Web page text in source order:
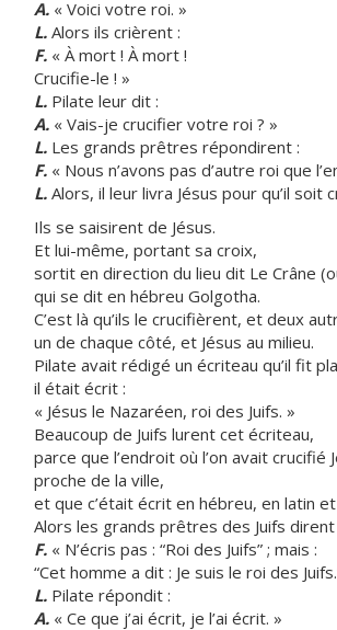
A. « Voici votre roi. »
L. Alors ils crièrent :
F. « À mort ! À mort !
Crucifie-le ! »
L. Pilate leur dit :
A. « Vais-je crucifier votre roi ? »
L. Les grands prêtres répondirent :
F. « Nous n’avons pas d’autre roi que
L. Alors, il leur livra Jésus pour qu’il soit
Ils se saisirent de Jésus.
Et lui-même, portant sa croix,
sortit en direction du lieu dit Le Crâne
qui se dit en hébreu Golgotha.
C’est là qu’ils le crucifièrent, et deux
un de chaque côté, et Jésus au milieu.
Pilate avait rédigé un écriteau qu’il fit
il était écrit :
« Jésus le Nazaréen, roi des Juifs. »
Beaucoup de Juifs lurent cet écriteau,
parce que l’endroit où l’on avait crucifié
proche de la ville,
et que c’était écrit en hébreu, en latin
Alors les grands prêtres des Juifs dirent
F. « N’écris pas : “Roi des Juifs” ; mais :
“Cet homme a dit : Je suis le roi des
L. Pilate répondit :
A. « Ce que j’ai écrit, je l’ai écrit. »